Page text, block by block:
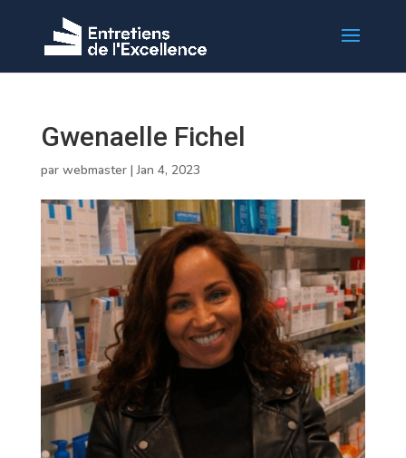
Gwenaelle Fichel
par webmaster|Jan 4, 2023